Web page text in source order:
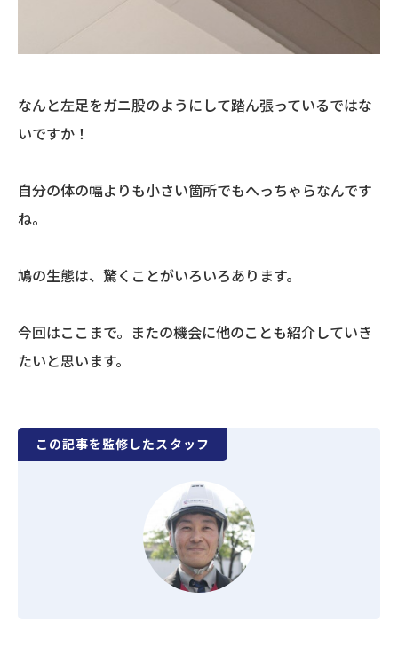
なんと左足をガニ股のようにして踏ん張っているではな
いですか！
自分の体の幅よりも小さい箇所でもへっちゃらなんです
ね。
鳩の生態は、驚くことがいろいろあります。
今回はここまで。またの機会に他のことも紹介していき
たいと思います。
この記事を監修したスタッフ